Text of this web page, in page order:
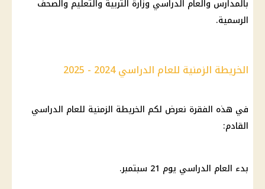
بالمدارس والعام الدراسي وزارة التربية والتعليم والصحف
الرسمية.
الخريطة الزمنية للعام الدراسي 2024 - 2025
في هذه الفقرة نعرض لكم الخريطة الزمنية للعام الدراسي
القادم:
بدء العام الدراسي يوم 21 سبتمبر.